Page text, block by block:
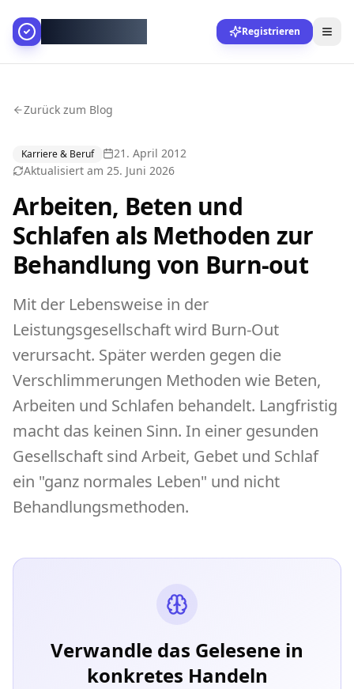
Registrieren
Zurück zum Blog
Karriere & Beruf
21. April 2012
Aktualisiert am 25. Juni 2026
Arbeiten, Beten und
Schlafen als Methoden zur
Behandlung von Burn-out
Mit der Lebensweise in der
Leistungsgesellschaft wird Burn-Out
verursacht. Später werden gegen die
Verschlimmerungen Methoden wie Beten,
Arbeiten und Schlafen behandelt. Langfristig
macht das keinen Sinn. In einer gesunden
Gesellschaft sind Arbeit, Gebet und Schlaf
ein "ganz normales Leben" und nicht
Behandlungsmethoden.
Verwandle das Gelesene in
konkretes Handeln